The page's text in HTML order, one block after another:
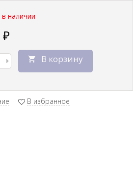
наличии
₽
В корзину
В избранное